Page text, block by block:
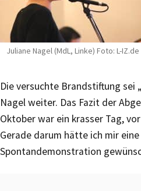
Juliane Nagel (MdL, Linke) Foto: L-IZ.de
Die versuchte Brandstiftung sei
Nagel weiter. Das Fazit der
Oktober war ein krasser Tag,
Gerade darum hätte ich mir
Spontandemonstration